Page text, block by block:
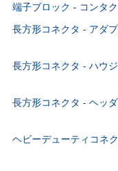
端子ブロック - コンタク
長方形コネクタ - アダ
長方形コネクタ - ハウ
長方形コネクタ - ヘッ
ヘビーデューティコネ